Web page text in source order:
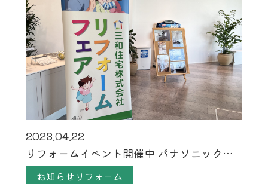
2023.04.22
リフォームイベント開催中 パナソニック…
お知らせリフォーム